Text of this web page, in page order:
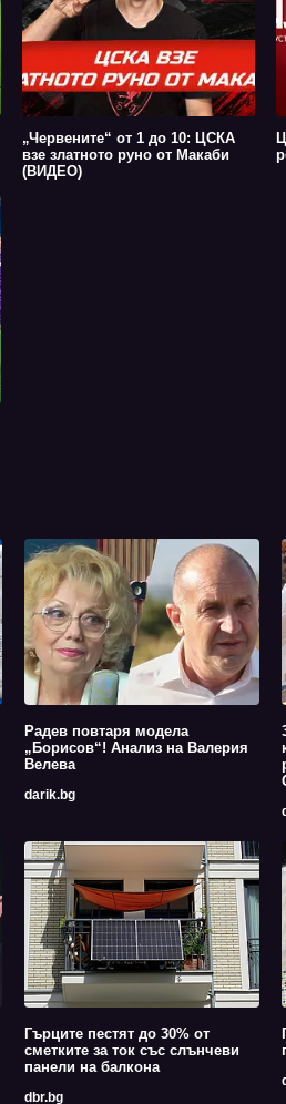
„Червените“ от 1 до 10: ЦСКА
взе златното руно от Макаби
(ВИДЕО)
Радев повтаря модела
„Борисов“! Анализ на Валерия
Велева
darik.bg
Гърците пестят до 30% от
сметките за ток със слънчеви
панели на балкона
dbr.bg